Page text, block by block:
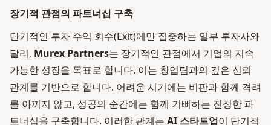
장기적 관점의 파트너십 구축
단기적인 투자 수익 회수(Exit)에만 집중하는 일부 투자사와
달리, Murex Partners는 장기적인 관점에서 기업의 지속
가능한 성장을 목표로 합니다. 이는 창업팀과의 깊은 신뢰
관계를 기반으로 합니다. 어려운 시기에는 비판과 함께 격려
를 아끼지 않고, 성공의 순간에는 함께 기뻐하는 진정한 파
트너십을 구축합니다. 이러한 관계는 AI 스타트업이 단기적